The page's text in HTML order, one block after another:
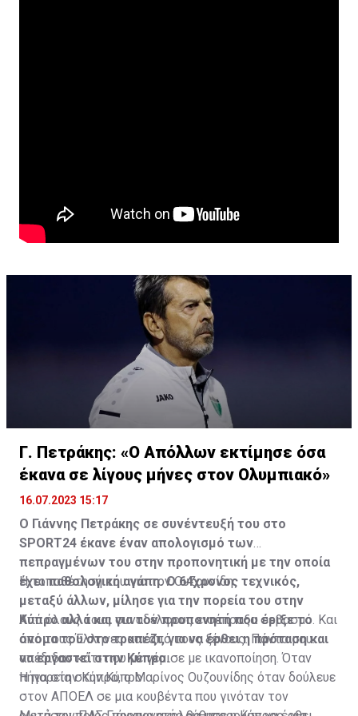
Γ. Πετράκης: «Ο Απόλλων εκτίμησε όσα
έκανα σε λίγους μήνες στον Ολυμπιακό»
16.07.2023 15:17
Ο Γιάννης Πετράκης σε συνέντευξή του στο
SPORT24 έκανε έναν απολογισμό των
πεπραγμένων του στην προπονητική με την οποία
έχει παθολογική αγάπη. Ο 64χρονος τεχνικός,
μεταξύ άλλων, μίλησε για την πορεία του στην
Κύπρο αλλά και για τον προπονητή που έριξε το
όνομα του στο τραπέζι, για να έρθει η πρόταση και
να εργαστεί στην Κύπρο.
Η τοποθέτησή του για τον Ουζουνίδη:
Από όλους τους συναδέλφους εισέπραξα σεβασμό. Και
από τους Έλληνες και από τους ξένους. Πάντα μου
απέδιδαν κάτι που με γέμισε με ικανοποίηση. Όταν
πήγα στην Κύπρο, ο Μαρίνος Ουζουνίδης όταν δούλευε
στον ΑΠΟΕΛ σε μια κουβέντα που γινόταν τον
Η πορεία στην Κύπρο